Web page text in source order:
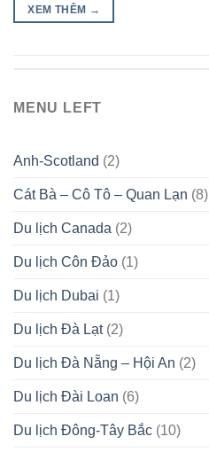
MENU LEFT
Anh-Scotland (2)
Cát Bà – Cô Tô – Quan Lạn (8)
Du lịch Canada (2)
Du lịch Côn Đảo (1)
Du lịch Dubai (1)
Du lịch Đà Lạt(2)
Du lịch Đà Nẵng – Hội An (2)
Du lịch Đài Loan (6)
Du lịch Đông-Tây Bắc (10)
XEM THÊM →